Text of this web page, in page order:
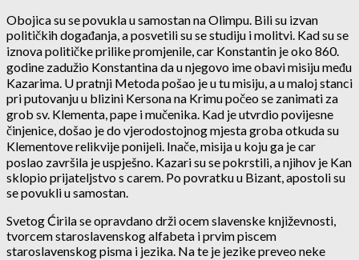
Obojica su se povukla u samostan na Olimpu. Bili su izvan
političkih događanja, a posvetili su se studiju i molitvi. Kad su se
iznova političke prilike promjenile, car Konstantin je oko 860.
godine zadužio Konstantina da u njegovo ime obavi misiju među
Kazarima. U pratnji Metoda pošao je u tu misiju, a u maloj stanci
pri putovanju u blizini Kersona na Krimu počeo se zanimati za
grob sv. Klementa, pape i mučenika. Kad je utvrdio povijesne
činjenice, došao je do vjerodostojnog mjesta groba otkuda su
Klementove relikvije ponijeli. Inače, misija u koju ga je car
poslao završila je uspješno. Kazari su se pokrstili, a njihov je Kan
sklopio prijateljstvo s carem. Po povratku u Bizant, apostoli su
se povukli u samostan.
Svetog Ćirila se opravdano drži ocem slavenske književnosti,
tvorcem staroslavenskog alfabeta i prvim piscem
staroslavenskog pisma i jezika. Na te je jezike preveo neke